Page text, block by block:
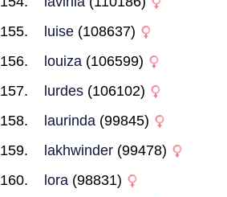
luise (108637)
louiza (106599)
lurdes (106102)
laurinda (99845)
lakhwinder (99478)
lora (98831)